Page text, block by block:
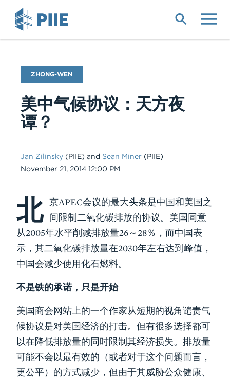
Blog
Name
ZHONG-WEN
美中气候协议：天方夜
谭？
Jan Zilinsky (PIIE) and Sean Miner (PIIE)
Date
November 21, 2014 12:00 PM
Body
北 京APEC会议的最大头条是中国和美国之
间限制二氧化碳排放的协议。美国同意
从2005年水平削减排放量26～28％，而中国表
示，其二氧化碳排放量在2030年左右达到峰值，
中国会减少使用化石燃料。
不是铁的承诺，只是开始
美国商会网站上的一个作家从短期的视角谴责气
候协议是对美国经济的打击。但有很多选择都可
以在降低排放量的同时限制其经济损失。排放量
可能不会以最有效的（或者对于这个问题而言，
更公平）的方式减少，但由于其威胁公众健康、